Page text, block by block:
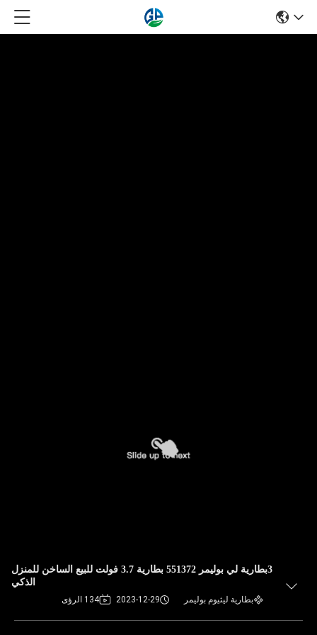
3بطارية لي بوليمر 551372 بطارية 3.7 فولت للبيع الساخن للمنزل
الذكي
بطارية ليثيوم بوليمر 2023-12-29 134 الرؤى